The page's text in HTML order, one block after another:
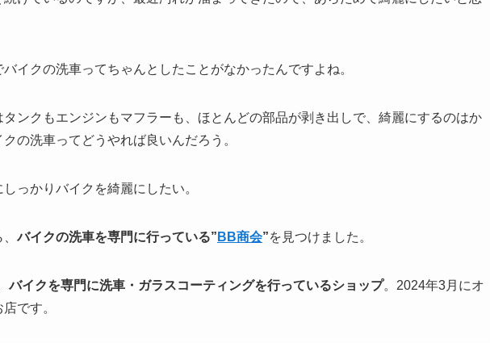
イクの洗車ってちゃんとしたことがなかったんですよね。
ンクもエンジンもマフラーも、ほとんどの部品が剥き出しで、綺麗にするのはか
の洗車ってどうやれば良いんだろう。
っかりバイクを綺麗にしたい。
、バイクの洗車を専門に行っている” BB商会”を見つけました。
バイクを専門に洗車・ガラスコーティングを行っているショップ。2024年3月にオ
です。